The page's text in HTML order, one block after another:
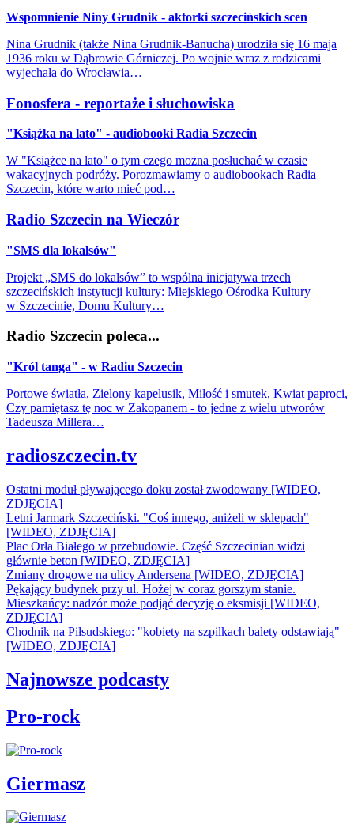
Wspomnienie Niny Grudnik - aktorki szczecińskich scen
Nina Grudnik (także Nina Grudnik-Banucha) urodziła się 16 maja
1936 roku w Dąbrowie Górniczej. Po wojnie wraz z rodzicami
wyjechała do Wrocławia…
Fonosfera - reportaże i słuchowiska
"Książka na lato" - audiobooki Radia Szczecin
W "Książce na lato" o tym czego można posłuchać w czasie
wakacyjnych podróży. Porozmawiamy o audiobookach Radia
Szczecin, które warto mieć pod…
Radio Szczecin na Wieczór
"SMS dla lokalsów"
Projekt „SMS do lokalsów” to wspólna inicjatywa trzech
szczecińskich instytucji kultury: Miejskiego Ośrodka Kultury
w Szczecinie, Domu Kultury…
Radio Szczecin poleca...
"Król tanga" - w Radiu Szczecin
Portowe światła, Zielony kapelusik, Miłość i smutek, Kwiat paproci,
Czy pamiętasz tę noc w Zakopanem - to jedne z wielu utworów
Tadeusza Millera…
radioszczecin.tv
Ostatni moduł pływającego doku został zwodowany [WIDEO,
ZDJĘCIA]
Letni Jarmark Szczeciński. "Coś innego, aniżeli w sklepach"
[WIDEO, ZDJĘCIA]
Plac Orła Białego w przebudowie. Część Szczecinian widzi
głównie beton [WIDEO, ZDJĘCIA]
Zmiany drogowe na ulicy Andersena [WIDEO, ZDJĘCIA]
Pękający budynek przy ul. Hożej w coraz gorszym stanie.
Mieszkańcy: nadzór może podjąć decyzję o eksmisji [WIDEO,
ZDJĘCIA]
Chodnik na Piłsudskiego: "kobiety na szpilkach balety odstawiają"
[WIDEO, ZDJĘCIA]
Najnowsze podcasty
Pro-rock
Giermasz